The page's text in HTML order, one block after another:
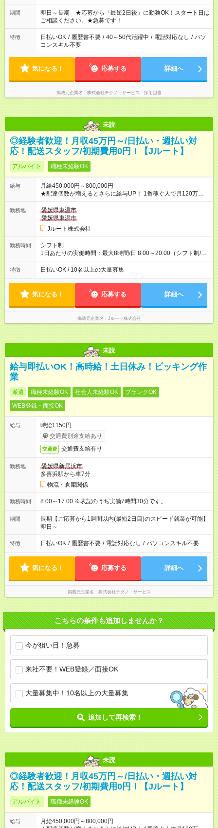
その他にも勤務時間多数！ 日勤のみ、残業なし、交替制など
ご希望を教えてください！
期間
即日～長期 ★応募から「最短2日後」に勤務OK！スタート日は
ご相談ください。★急募です！
特徴 日払いOK / 履歴書不要 / 40～50代活躍中 / 電話対応なし / パソ
コンスキル不要
気になる！ 応募する 詳細へ
掲載元企業名 株式会社テクノ・サービス 採用担当
未読
◎経験者歓迎！月収45万円～/日払い・週払い対
応！配送スタッフ/初期費用0円！【Jルート】
アルバイト 職種未経験OK
給与
月給450,000円～800,000円
★配達個数が増えるとさらに給与UP！ 1番稼ぐ人で月120万ほ
ど！ ・主要都市エリア 月収55万円／週5日稼働 月収65万~112
万円／週6日稼働 ・地方郊外エリア 月収40万円／週5日稼働 月
収40万円~50万円／週6日稼働 ＜モデルイメージ＞ ■月収50万
円 (27歳男性/江東区在住)※元建築関係 1日150個配達×25日勤務
(日休み) ■月収80万円(43歳男性/墨田区在住)※元営業 1日200個
勤務地
愛媛県東温市
愛媛県東温市
Jルート株式会社
勤務時間
シフト制
1日あたりの実働時間：最大8時間/日 8:00～20:00（シフト制/実
働8時間） ※週5日勤務（場所次第では週4も有り） ※配達状況に
よって時間外での勤務可能性有り ※案件により多少の前後あり
特徴 日払いOK / 10名以上の大量募集
気になる！ 応募する 詳細へ
掲載元企業名 Jルート株式会社
未読
給与即払いOK！高時給！土日休み！ピッキング作
業
派遣 職種未経験OK 社会人未経験OK
ブランクOK
WEB登録・面接OK
給与
時給1150円
交通費別途支給あり
交通費 交通費支給有り
勤務地
愛媛県新居浜市
多喜浜駅から車7分
物流・倉庫関係
勤務時間 8:00～17:00 ※表記のうち実働7時間30分です。
期間
長期【ご応募から1週間以内(最短2日目)のスピード就業が可能】
即日～
特徴 日払いOK / 履歴書不要 / 電話対応なし / パソコンスキル不要
気になる！ 応募する 詳細へ
掲載元企業名 株式会社テクノ・サービス
こちらの条件も追加しませんか？
今が狙い目！急募
来社不要！WEB登録／面接OK
大量募集中！10名以上の大量募集
追加して再検索！
未読
◎経験者歓迎！月収45万円～/日払い・週払い対
応！配送スタッフ/初期費用0円！【Jルート】
アルバイト 職種未経験OK
給与
月給450,000円～800,000円